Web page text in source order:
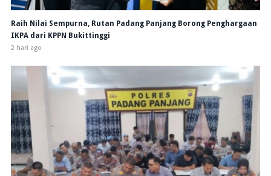
Raih Nilai Sempurna, Rutan Padang Panjang Borong Penghargaan
IKPA dari KPPN Bukittinggi
2 hari ago